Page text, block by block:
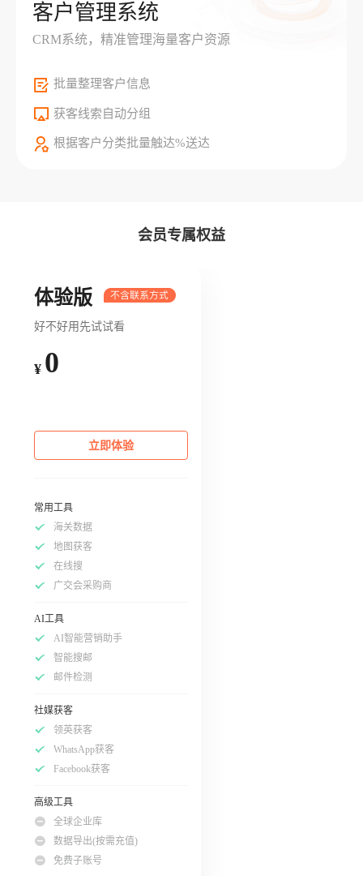
客户管理系统
CRM系统，精准管理海量客户资源
批量整理客户信息
获客线索自动分组
根据客户分类批量触达%送达
会员专属权益
体验版
好不好用先试试看
¥ 0
立即体验
常用工具
海关数据
地图获客
在线搜
广交会采购商
AI工具
AI智能营销助手
智能搜邮
邮件检测
社媒获客
领英获客
WhatsApp获客
Facebook获客
高级工具
全球企业库
数据导出(按需充值)
免费子账号